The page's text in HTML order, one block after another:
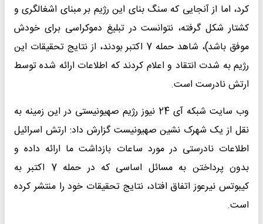
کرد، اما از آنجایی که سنگ بنای این رژیم بر مبنای اشغالگری و
کشتار شکل گرفته، نتوانست در تبلیغ دموکراسی برای خودش
موفق باشد)، شاهد حمله 7 اکتبر بودند، از نتایج تحقیقات این
رژیم به شدت انتقاد و اعلام کردند که اطلاعات ارائه شده توسط
ارتش نادرست است.
وب سایت شبکه آی 24 نیوز رژیم صهیونیستی در این زمینه به
نقل از یک شهرک نشین صهیونیست گزارش داد: ارتش اسرائیل
اطلاعات نادرستی در مورد ساعات بازداشت ما ارائه داده و
بدون پرداختن به مسائل اساسی که در حمله 7 اکتبر به
کیبوتس نیرعوز اتفاق افتاد، نتایج تحقیقات خود را منتشر کرده
است.